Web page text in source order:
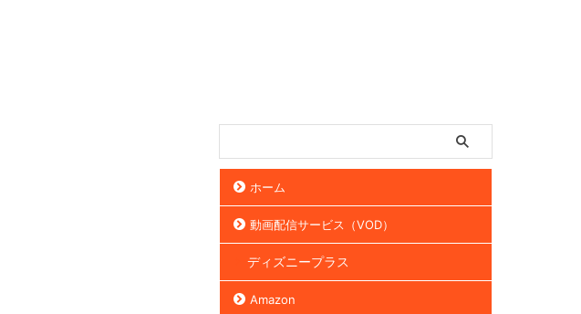
ホーム
動画配信サービス（VOD）
ディズニープラス
Amazon